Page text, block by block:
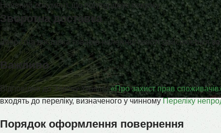
Наявний документ, що підтверджує покупку.
Зворотна доставка
Зворотна доставка товарів належної якості здійснюється
Важливо
Відповідно до Закону України«Про захист прав
входять до переліку, визначеного у чинномуПереліку
Порядок оформлення повернення